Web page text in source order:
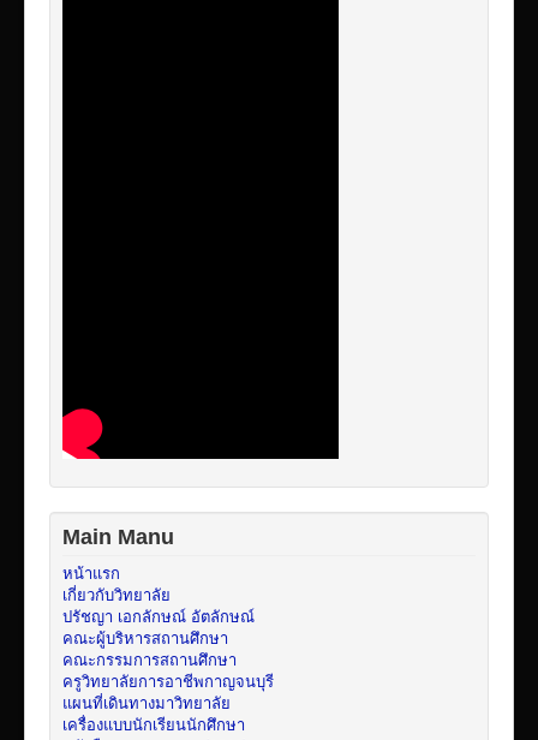
Main Manu
หน้าแรก
เกี่ยวกับวิทยาลัย
ปรัชญา เอกลักษณ์ อัตลักษณ์
คณะผู้บริหารสถานศึกษา
คณะกรรมการสถานศึกษา
ครูวิทยาลัยการอาชีพกาญจนบุรี
แผนที่เดินทางมาวิทยาลัย
เครื่องแบบนักเรียนนักศึกษา